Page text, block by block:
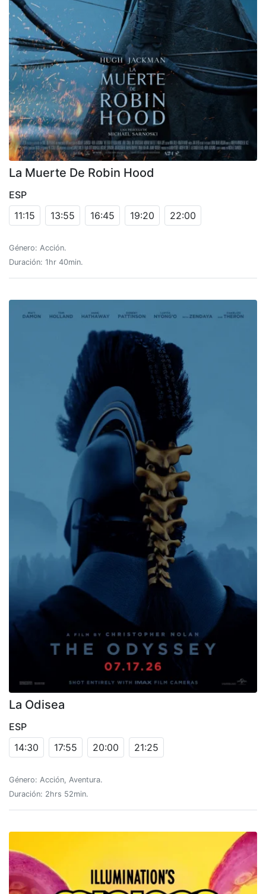
La Muerte De Robin Hood
ESP
11:15
13:55 16:45 19:20 22:00
Género: Acción.
Duración: 1hr 40min.
La Odisea
ESP
14:30
17:55 20:00 21:25
Género: Acción, Aventura.
Duración: 2hrs 52min.